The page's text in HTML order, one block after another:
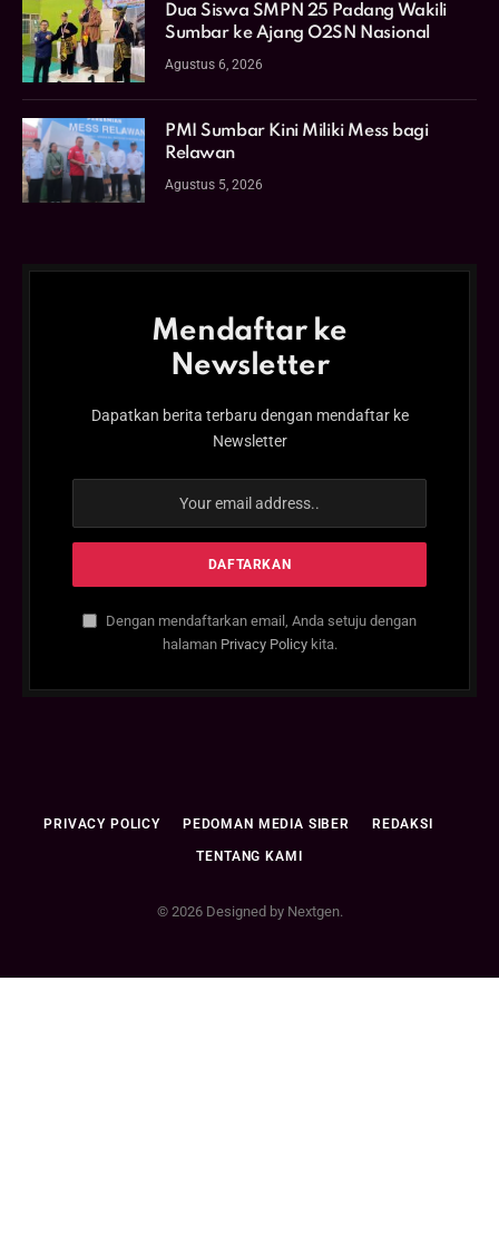
Dua Siswa SMPN 25 Padang Wakili
Sumbar ke Ajang O2SN Nasional
Agustus 6, 2026
PMI Sumbar Kini Miliki Mess bagi
Relawan
Agustus 5, 2026
Mendaftar ke
Newsletter
Dapatkan berita terbaru dengan mendaftar ke
Newsletter
Dengan mendaftarkan email, Anda setuju dengan
halaman Privacy Policykita.
PRIVACY POLICY PEDOMAN MEDIA SIBER REDAKSI
TENTANG KAMI
© 2026 Designed by Nextgen.